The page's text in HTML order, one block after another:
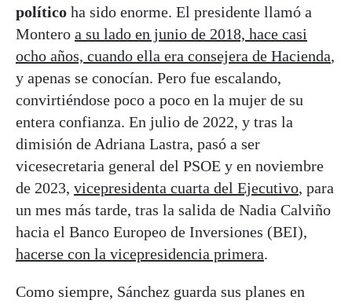
político ha sido enorme. El presidente llamó a
Montero a su lado en junio de 2018, hace casi
ocho años, cuando ella era consejera de Hacienda,
y apenas se conocían. Pero fue escalando,
convirtiéndose poco a poco en la mujer de su
entera confianza. En julio de 2022, y tras la
dimisión de Adriana Lastra, pasó a ser
vicesecretaria general del PSOE y en noviembre
de 2023, vicepresidenta cuarta del Ejecutivo, para
un mes más tarde, tras la salida de Nadia Calviño
hacia el Banco Europeo de Inversiones (BEI),
hacerse con la vicepresidencia primera.
Como siempre, Sánchez guarda sus planes en